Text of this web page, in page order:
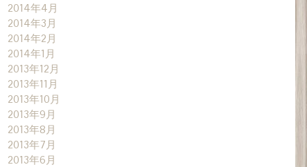
2014年4月
2014年3月
2014年2月
2014年1月
2013年12月
2013年11月
2013年10月
2013年9月
2013年8月
2013年7月
2013年6月